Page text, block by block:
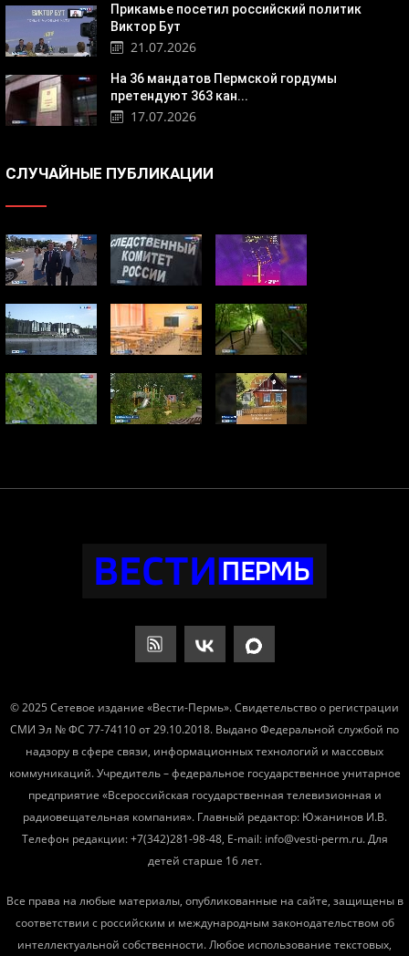
Прикамье посетил российский политик
Виктор Бут
21.07.2026
На 36 мандатов Пермской гордумы
претендуют 363 кан...
17.07.2026
СЛУЧАЙНЫЕ ПУБЛИКАЦИИ
© 2025 Сетевое издание «Вести-Пермь». Свидетельство о регистрации
СМИ Эл № ФС 77-74110 от 29.10.2018. Выдано Федеральной службой по
надзору в сфере связи, информационных технологий и массовых
коммуникаций. Учредитель – федеральное государственное унитарное
предприятие «Всероссийская государственная телевизионная и
радиовещательная компания». Главный редактор: Южанинов И.В.
Телефон редакции: +7(342)281-98-48, E-mail: info@vesti-perm.ru. Для
детей старше 16 лет.
Все права на любые материалы, опубликованные на сайте, защищены в
соответствии с российским и международным законодательством об
интеллектуальной собственности. Любое использование текстовых,